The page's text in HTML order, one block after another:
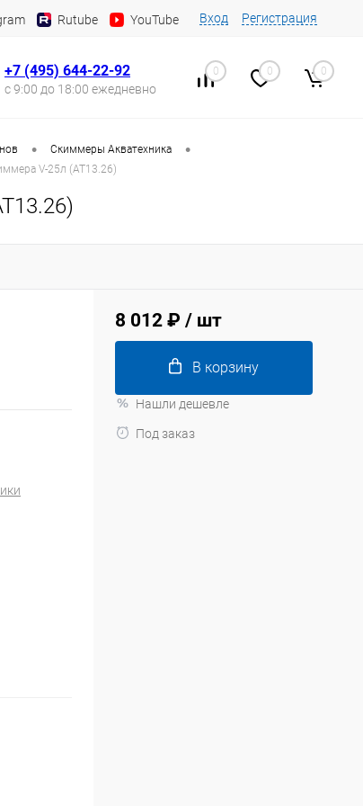
Rutube YouTube Вход Регистрация
+7 (495) 644-22-92
с 9:00 до 18:00 ежедневно
0 0 0
• Скиммеры Акватехника •
V-25л (AT13.26)
8 012 ₽ / шт
В корзину
Нашли дешевле
Под заказ